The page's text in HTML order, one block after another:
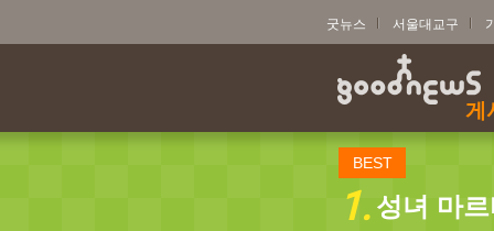
굿뉴스 서울대교구
게
BEST
1. 성녀 마